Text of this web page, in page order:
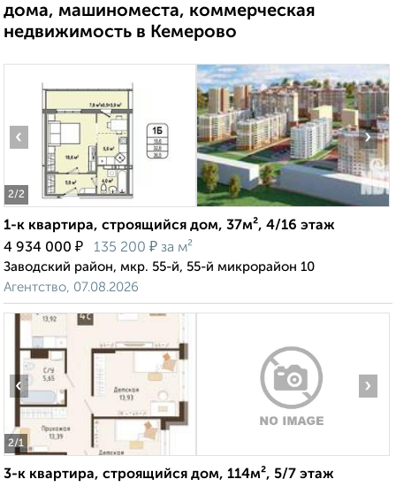
дома, машиноместа, коммерческая
недвижимость в Кемерово
2/2
‹ ›
1-к квартира, строящийся дом, 37м², 4/16 этаж
4 934 000 ₽ 135 200 ₽ за м²
Заводский район, мкр. 55-й, 55-й микрорайон 10
Агентство, 07.08.2026
2/1
‹ ›
3-к квартира, строящийся дом, 114м², 5/7 этаж